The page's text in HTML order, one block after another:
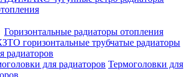
Горизонтальные радиаторы отопления
горизонтальные трубчатые радиаторы
радиаторов
Термоголовки для